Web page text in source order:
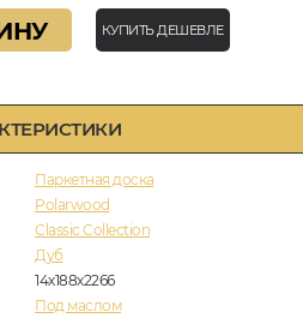
Паркетная доска
Polarwood
Classic Collection
Дуб
14х188х2266
Под маслом
КУПИТЬ ДЕШЕВЛЕ